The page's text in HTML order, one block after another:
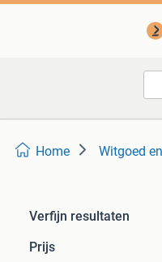
Home Witgoed
Verfijn resultaten
Prijs